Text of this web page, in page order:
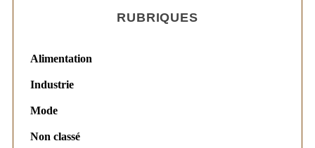
RUBRIQUES
Alimentation
Industrie
Mode
Non classé